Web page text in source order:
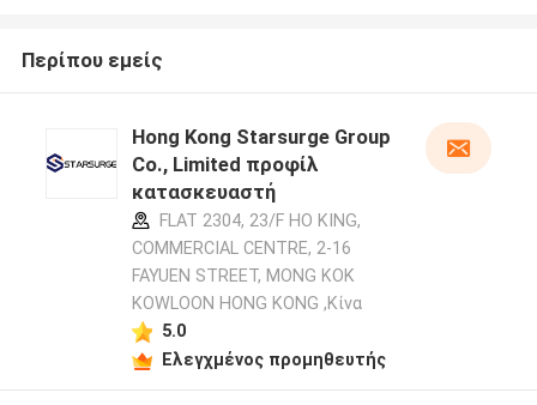
Περίπου εμείς
Hong Kong Starsurge Group
Co., Limited προφίλ
κατασκευαστή
FLAT 2304, 23/F HO KING,
COMMERCIAL CENTRE, 2-16
FAYUEN STREET, MONG KOK
KOWLOON HONG KONG ,Κίνα
5.0
Ελεγχμένος προμηθευτής